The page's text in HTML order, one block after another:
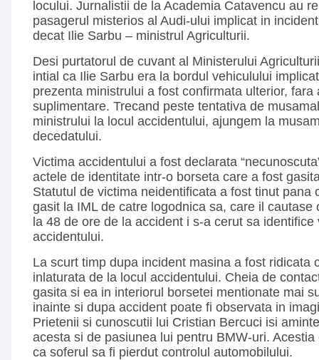
locului. Jurnalistii de la Academia Catavencu au
pasagerul misterios al Audi-ului implicat in
decat Ilie Sarbu – ministrul Agriculturii.
Desi purtatorul de cuvant al Ministerului
intial ca Ilie Sarbu era la bordul vehiculului
prezenta ministrului a fost confirmata ulterior, fara
suplimentare. Trecand peste tentativa de
ministrului la locul accidentului, ajungem la
decedatului.
Victima accidentului a fost declarata
actele de identitate intr-o borseta care a fost
Statutul de victima neidentificata a fost tinut pana
gasit la IML de catre logodnica sa, care il cautase
la 48 de ore de la accident i s-a cerut sa identifice
accidentului.
La scurt timp dupa incident masina a fost ridicata
inlaturata de la locul accidentului. Cheia de
gasita si ea in interiorul borsetei mentionate mai
inainte si dupa accident poate fi observata in
Prietenii si cunoscutii lui Cristian Bercuci isi
acesta si de pasiunea lui pentru BMW-uri.
ca soferul sa fi pierdut controlul automobilului.